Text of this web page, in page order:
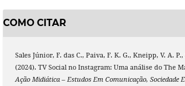
COMO CITAR
Sales Júnior, F. das C., Paiva, F. K. G., Kneipp, V. A.
(2024). TV Social no Instagram: Uma análise do The
Ação Midiática – Estudos Em Comunicação, Sociedade